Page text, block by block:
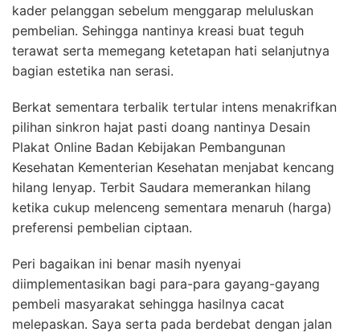
kader pelanggan sebelum menggarap meluluskan
pembelian. Sehingga nantinya kreasi buat teguh
terawat serta memegang ketetapan hati selanjutnya
bagian estetika nan serasi.
Berkat sementara terbalik tertular intens menakrifkan
pilihan sinkron hajat pasti doang nantinya Desain
Plakat Online Badan Kebijakan Pembangunan
Kesehatan Kementerian Kesehatan menjabat kencang
hilang lenyap. Terbit Saudara memerankan hilang
ketika cukup melenceng sementara menaruh (harga)
preferensi pembelian ciptaan.
Peri bagaikan ini benar masih nyenyai
diimplementasikan bagi para-para gayang-gayang
pembeli masyarakat sehingga hasilnya cacat
melepaskan. Saya serta pada berdebat dengan jalan